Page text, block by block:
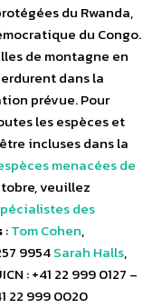
du Rwanda,
du Congo.
de montagne en
dans la
prévue. Pour
les espèces et
incluses dans la
menacées de
veuillez
des
:Tom Cohen,
9954Sarah Halls,
: +41 22 999 0127 –
22 999 0020